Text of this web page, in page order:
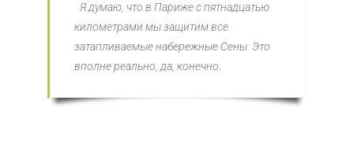
Я думаю, что в Париже с пятнадцатью
километрами мы защитим все
затапливаемые набережные Сены. Это
вполне реально, да, конечно.